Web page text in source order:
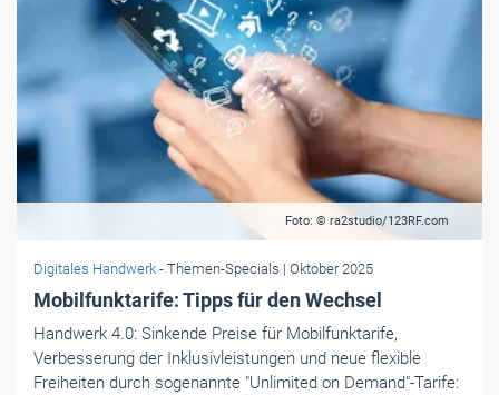
Foto: © ra2studio/123RF.com
Digitales Handwerk - Themen-Specials | Oktober 2025
Mobilfunktarife: Tipps für den Wechsel
Handwerk 4.0: Sinkende Preise für Mobilfunktarife,
Verbesserung der Inklusivleistungen und neue flexible
Freiheiten durch sogenannte "Unlimited on Demand"-Tarife: